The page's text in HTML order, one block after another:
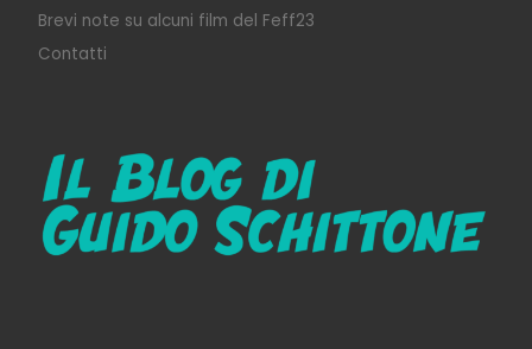
Brevi note su alcuni film del Feff23
Contatti